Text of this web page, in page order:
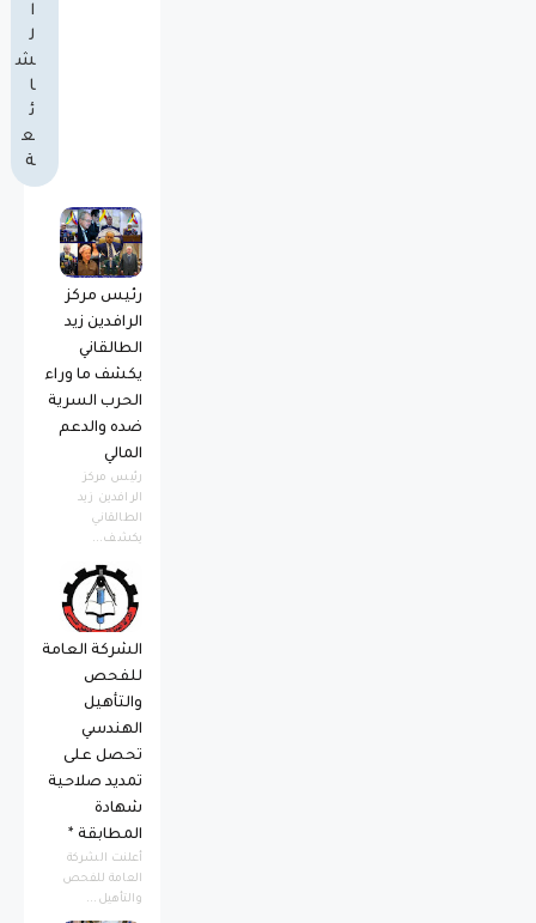
ا
ل
ش
ا
ئ
ع
ة
رئيس مركز
الرافدين زيد
الطالقاني
يكشف ما وراء
الحرب السرية
ضده والدعم
المالي
رئيس مركز
الرافدين زيد
الطالقاني
يكشف...
الشركة العامة
للفحص
والتأهيل
الهندسي
تحصل على
تمديد صلاحية
شهادة
المطابقة *
أعلنت الشركة
العامة للفحص
والتأهيل...